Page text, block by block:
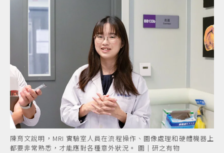
陳育文說明，MRI 實驗室人員在流程操作、圖像處理和硬體機器上
都要非常熟悉，才能應對各種意外狀況。 圖｜研之有物